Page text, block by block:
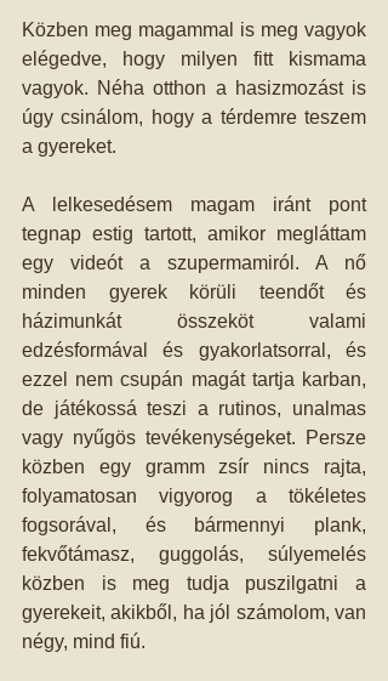
Közben meg magammal is meg vagyok
elégedve, hogy milyen fitt kismama
vagyok. Néha otthon a hasizmozást is
úgy csinálom, hogy a térdemre teszem
a gyereket.
A lelkesedésem magam iránt pont
tegnap estig tartott, amikor megláttam
egy videót a szupermamiról. A nő
minden gyerek körüli teendőt és
házimunkát összeköt valami
edzésformával és gyakorlatsorral, és
ezzel nem csupán magát tartja karban,
de játékossá teszi a rutinos, unalmas
vagy nyűgös tevékenységeket. Persze
közben egy gramm zsír nincs rajta,
folyamatosan vigyorog a tökéletes
fogsorával, és bármennyi plank,
fekvőtámasz, guggolás, súlyemelés
közben is meg tudja puszilgatni a
gyerekeit, akikből, ha jól számolom, van
négy, mind fiú.